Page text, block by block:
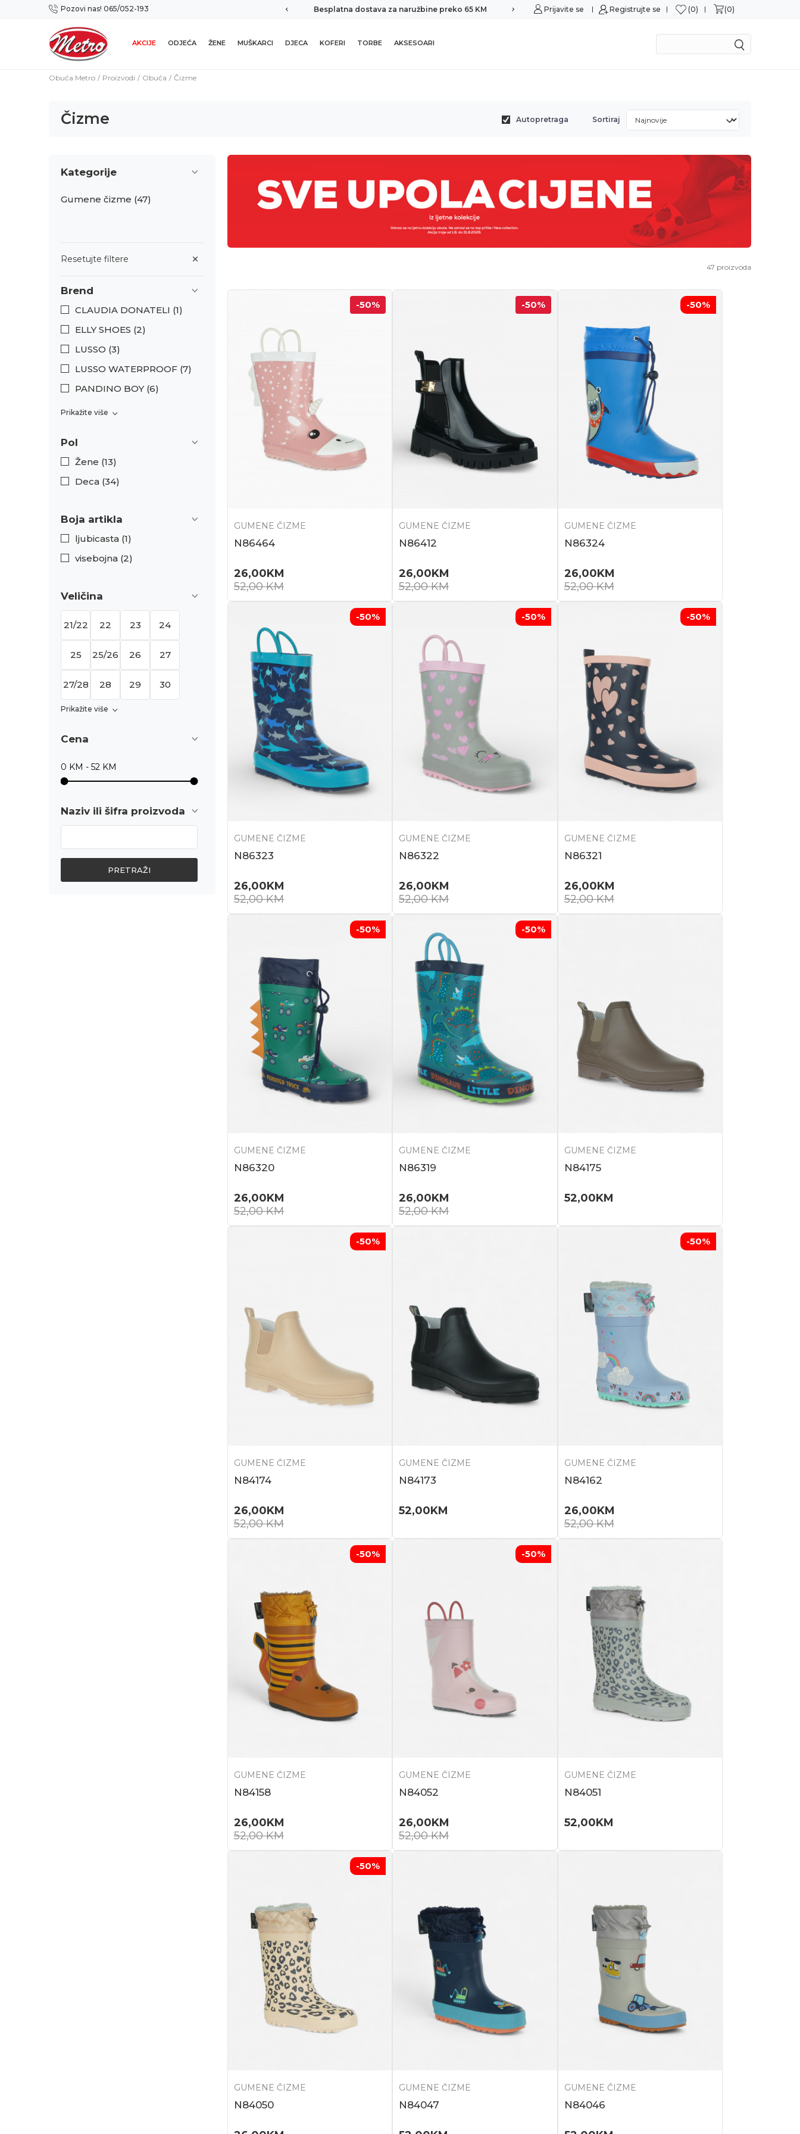
Pozovi nas! 065/052-193
Preuzmi NOVU Metro mobilnu aplikaciju! Besplatna dostava za naružbine preko 65 KM Sigurna kupovina
Prijavite se Registrujte se 0 0
AKCIJE ODJEĆA ŽENE MUŠKARCI DJECA KOFERI TORBE AKSESOARI
Obuća Metro Proizvodi Obuća Čizme
Čizme Autopretraga Sortiraj
Kategorije
Gumene čizme (47)
Resetujte filtere
Brend
CLAUDIA DONATELI (1)
ELLY SHOES (2)
LUSSO (3)
LUSSO WATERPROOF (7)
PANDINO BOY (6)
Prikažite više
Pol
Žene (13)
Deca (34)
Boja artikla
ljubicasta (1)
visebojna (2)
Veličina
21/22 22 23 24
25 25/26 26 27
27/28 28 29 30
Prikažite više
Cena
Naziv ili šifra proizvoda
PRETRAŽI
47 proizvoda
-50%
GUMENE ČIZME
N86464
26,00KM
52,00KM
-50%
GUMENE ČIZME
N86412
26,00KM
52,00KM
-50%
GUMENE ČIZME
N86324
26,00KM
52,00KM
-50%
GUMENE ČIZME
N86323
26,00KM
52,00KM
-50%
GUMENE ČIZME
N86322
26,00KM
52,00KM
-50%
GUMENE ČIZME
N86321
26,00KM
52,00KM
-50%
GUMENE ČIZME
N86320
26,00KM
52,00KM
-50%
GUMENE ČIZME
N86319
26,00KM
52,00KM
GUMENE ČIZME
N84175
52,00KM
-50%
GUMENE ČIZME
N84174
26,00KM
52,00KM
GUMENE ČIZME
N84173
52,00KM
-50%
GUMENE ČIZME
N84162
26,00KM
52,00KM
-50%
GUMENE ČIZME
N84158
26,00KM
52,00KM
-50%
GUMENE ČIZME
N84052
26,00KM
52,00KM
GUMENE ČIZME
N84051
52,00KM
-50%
GUMENE ČIZME
N84050
GUMENE ČIZME
N84047
GUMENE ČIZME
N84046